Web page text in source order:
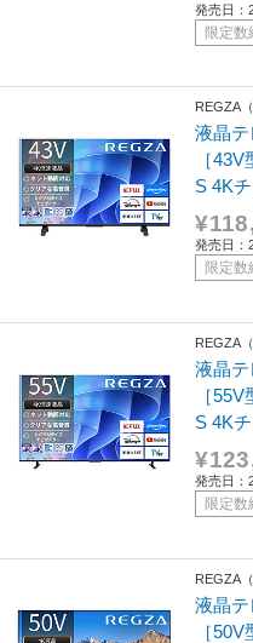
発売日：
限定数
REGZA
液晶
［
S 4K
発売日：
限定数
REGZA
液晶
［
S 4K
発売日：
限定数
REGZA
液晶
［